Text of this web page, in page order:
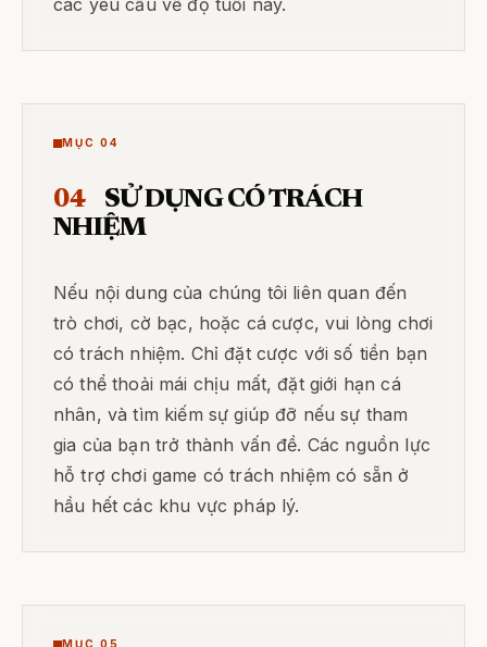
các yêu cầu về độ tuổi này.
MỤC 04
04
SỬ DỤNG CÓ TRÁCH
NHIỆM
Nếu nội dung của chúng tôi liên quan đến
trò chơi, cờ bạc, hoặc cá cược, vui lòng chơi
có trách nhiệm. Chỉ đặt cược với số tiền bạn
có thể thoải mái chịu mất, đặt giới hạn cá
nhân, và tìm kiếm sự giúp đỡ nếu sự tham
gia của bạn trở thành vấn đề. Các nguồn lực
hỗ trợ chơi game có trách nhiệm có sẵn ở
hầu hết các khu vực pháp lý.
MỤC 05